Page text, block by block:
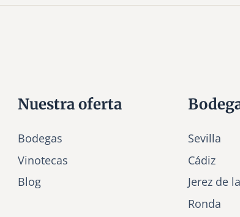
Nuestra oferta
Bodegas
Vinotecas
Blog
Sevilla
Cádiz
Jerez de
Ronda